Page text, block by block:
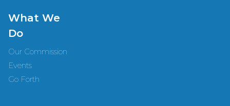
What We
Do
Our Commission
Events
Go Forth